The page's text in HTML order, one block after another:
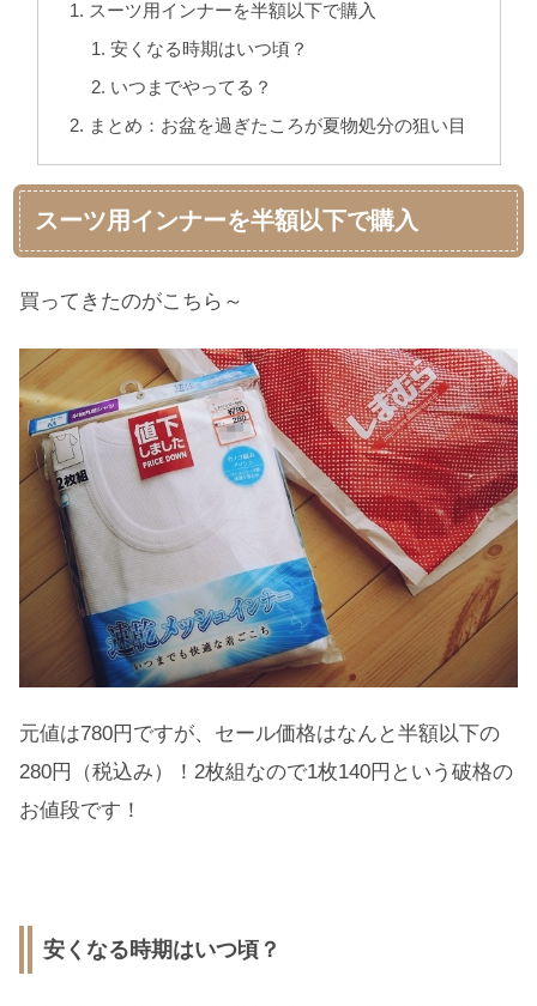
スーツ用インナーを半額以下で購入
安くなる時期はいつ頃？
いつまでやってる？
まとめ：お盆を過ぎたころが夏物処分の狙い目
スーツ用インナーを半額以下で購入
買ってきたのがこちら～
元値は780円ですが、セール価格はなんと半額以下の
280円（税込み）！2枚組なので1枚140円という破格の
お値段です！
安くなる時期はいつ頃？